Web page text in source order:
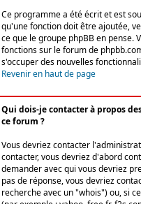
Ce programme a été écrit et est
qu'une fonction doit être ajoutée,
ce que le groupe phpBB en pense.
fonctions sur le forum de
s'occuper des nouvelles
Revenir en haut de page
Qui dois-je contacter à propos
ce forum ?
Vous devriez contacter
contacter, vous devriez d'abord
demander avec qui vous devriez
pas de réponse, vous devriez
recherche avec un "whois") ou, si